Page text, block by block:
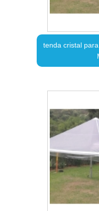
tenda cristal